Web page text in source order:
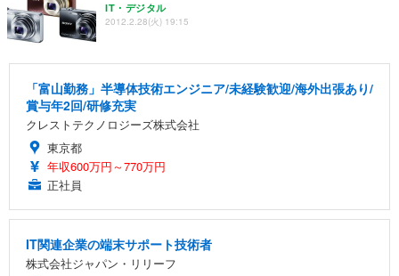
IT・デジタル
2012.2.28(火) 19:15
「富山勤務」半導体技術エンジニア/未経験歓迎/海外出張あり/
賞与年2回/研修充実
クレストテクノロジーズ株式会社
東京都
年収600万円～770万円
正社員
IT関連企業の端末サポート技術者
株式会社ジャパン・リリーフ